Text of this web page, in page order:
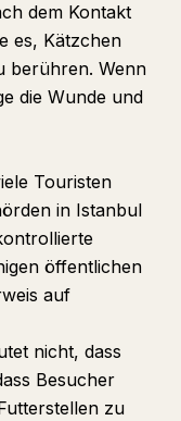
dem Kontakt
es, Kätzchen
berühren. Wenn
die Wunde und
Touristen
in Istanbul
öffentlichen
auf
nicht, dass
Besucher
zu